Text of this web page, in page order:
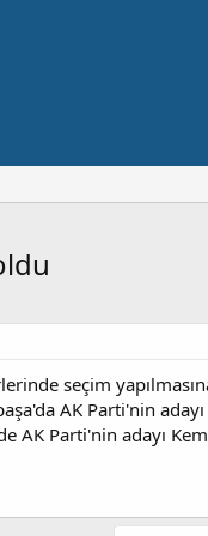
seçim
AK Parti'nin
AK Parti'nin adayı